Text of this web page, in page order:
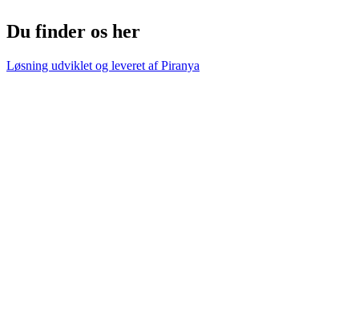
Du finder os her
Løsning udviklet og leveret afPiranya